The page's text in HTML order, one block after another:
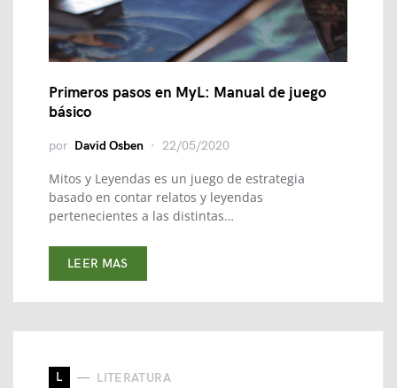
Primeros pasos en MyL: Manual de juego
básico
por David Osben 22/05/2020
Mitos y Leyendas es un juego de estrategia
basado en contar relatos y leyendas
pertenecientes a las distintas…
LEER MAS
L LITERATURA